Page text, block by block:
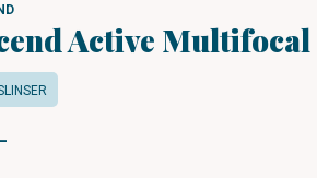
Active Multifocal